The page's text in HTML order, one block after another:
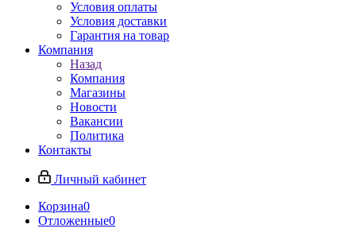
Условия оплаты
Условия доставки
Гарантия на товар
Компания
Назад
Компания
Магазины
Новости
Вакансии
Политика
Контакты
Личный кабинет
Корзина0
Отложенные0